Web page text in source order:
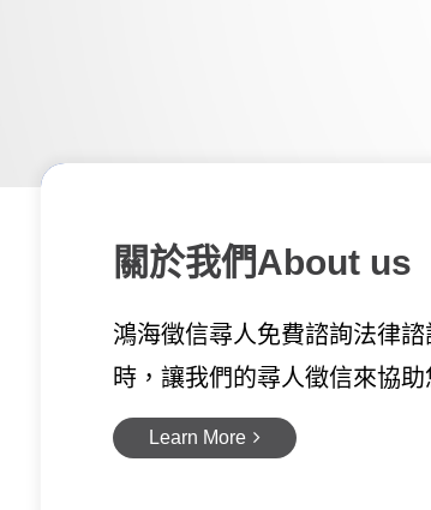
關於我們About us
鴻海徵信尋人免費諮詢法律
時，讓我們的尋人徵信來協助
Learn More